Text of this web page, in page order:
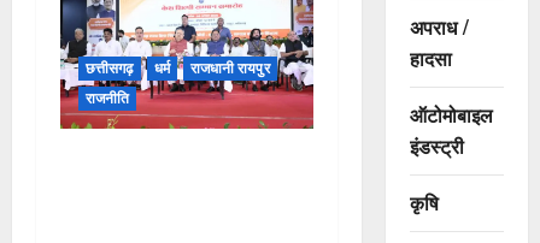
छत्तीसगढ़ धर्म
राजधानी रायपुर
राजनीति
अपराध /
हादसा
ऑटोमोबाइल
इंडस्ट्री
कृषि